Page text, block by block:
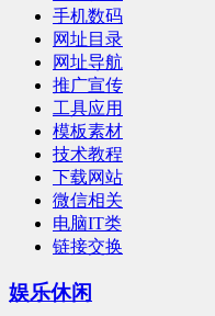
手机数码
网址目录
网址导航
推广宣传
工具应用
模板素材
技术教程
下载网站
微信相关
电脑IT类
链接交换
娱乐休闲